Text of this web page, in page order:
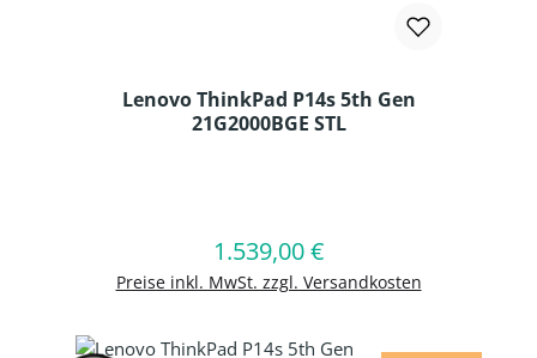
Lenovo ThinkPad P14s 5th Gen
21G2000BGE STL
Regulärer Preis:
1.539,00 €
Preise inkl. MwSt. zzgl. Versandkosten
In den Warenkorb